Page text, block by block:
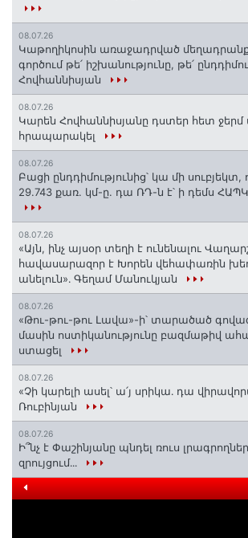
08.07.26
Կաթողիկոսին առաջադրված
գործում թե՛ իշխանությունը, թե՛
Հովհաննիսյան
08.07.26
Կարեն Հովհաննիսյանը դստեր հետ ջերմ
հրապարակել
08.07.26
Բացի ընդդիմությունից՝ կա մի սուբյեկտ,
29.743 քառ. կմ-ը. դա ՌԴ-ն է՝ ի դեմս
08.07.26
«Այն, ինչ այսօր տեղի է ունենալու
հավասարազոր է Խորեն վեհափառին
անելուն»․ Գեղամ Մանուկյան
08.07.26
«Թու-թու-թու Լավա»-ի՝ տարածած
մասին ոստիկանությունը բազմաթիվ
ստացել
08.07.26
«Չի կարելի ասել՝ ա՛յ սրիկա․ դա
Ռուբինյան
08.07.26
Ի՞նչ է Փաշինյանը պնդել ռուս
զրույցում․․․